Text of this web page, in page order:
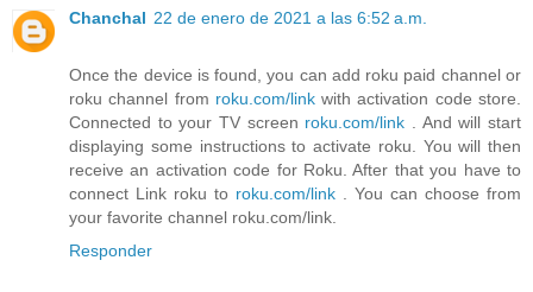
Chanchal 22 de enero de 2021 a las 6:52 a.m.
Once the device is found, you can add roku paid channel or
roku channel from roku.com/linkwith activation code store.
Connected to your TV screen roku.com/link . And will start
displaying some instructions to activate roku. You will then
receive an activation code for Roku. After that you have to
connect Link roku to roku.com/link . You can choose from
your favorite channel roku.com/link.
Responder